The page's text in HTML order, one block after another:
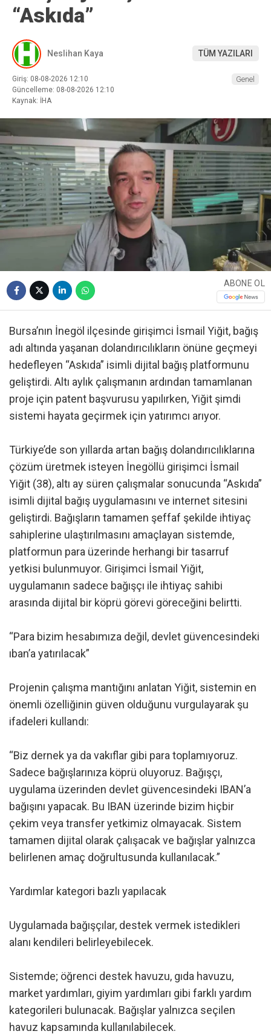
“Askıda”
Neslihan Kaya TÜM YAZILARI
Giriş: 08-08-2026 12:10
Güncelleme: 08-08-2026 12:10
Kaynak: İHA
Genel
ABONE OL
Bursa’nın İnegöl ilçesinde girişimci İsmail Yiğit, bağış
adı altında yaşanan dolandırıcılıkların önüne geçmeyi
hedefleyen “Askıda” isimli dijital bağış platformunu
geliştirdi. Altı aylık çalışmanın ardından tamamlanan
proje için patent başvurusu yapılırken, Yiğit şimdi
sistemi hayata geçirmek için yatırımcı arıyor.
Türkiye’de son yıllarda artan bağış dolandırıcılıklarına
çözüm üretmek isteyen İnegöllü girişimci İsmail
Yiğit (38), altı ay süren çalışmalar sonucunda “Askıda”
isimli dijital bağış uygulamasını ve internet sitesini
geliştirdi. Bağışların tamamen şeffaf şekilde ihtiyaç
sahiplerine ulaştırılmasını amaçlayan sistemde,
platformun para üzerinde herhangi bir tasarruf
yetkisi bulunmuyor. Girişimci İsmail Yiğit,
uygulamanın sadece bağışçı ile ihtiyaç sahibi
arasında dijital bir köprü görevi göreceğini belirtti.
“Para bizim hesabımıza değil, devlet güvencesindeki
ıban’a yatırılacak”
Projenin çalışma mantığını anlatan Yiğit, sistemin en
önemli özelliğinin güven olduğunu vurgulayarak şu
ifadeleri kullandı:
“Biz dernek ya da vakıflar gibi para toplamıyoruz.
Sadece bağışlarınıza köprü oluyoruz. Bağışçı,
uygulama üzerinden devlet güvencesindeki IBAN’a
bağışını yapacak. Bu IBAN üzerinde bizim hiçbir
çekim veya transfer yetkimiz olmayacak. Sistem
tamamen dijital olarak çalışacak ve bağışlar yalnızca
belirlenen amaç doğrultusunda kullanılacak.”
Yardımlar kategori bazlı yapılacak
Uygulamada bağışçılar, destek vermek istedikleri
alanı kendileri belirleyebilecek.
Sistemde; öğrenci destek havuzu, gıda havuzu,
market yardımları, giyim yardımları gibi farklı yardım
kategorileri bulunacak. Bağışlar yalnızca seçilen
havuz kapsamında kullanılabilecek.